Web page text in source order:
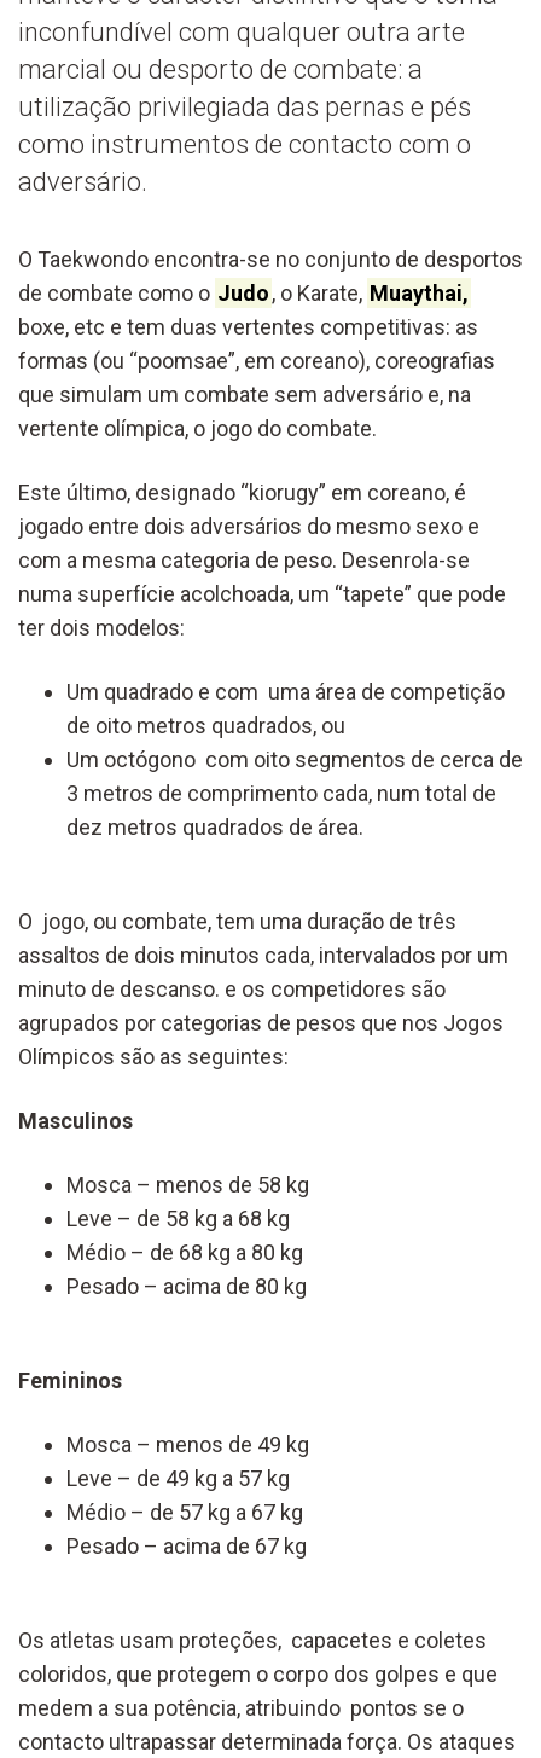
inconfundível com qualquer outra arte
marcial ou desporto de combate: a
utilização privilegiada das pernas e pés
como instrumentos de contacto com o
adversário.
O Taekwondo encontra-se no conjunto de desportos
de combate como o Judo, o Karate, Muaythai,
boxe, etc e tem duas vertentes competitivas: as
formas (ou “poomsae”, em coreano), coreografias
que simulam um combate sem adversário e, na
vertente olímpica, o jogo do combate.
Este último, designado “kiorugy” em coreano, é
jogado entre dois adversários do mesmo sexo e
com a mesma categoria de peso. Desenrola-se
numa superfície acolchoada, um “tapete” que pode
ter dois modelos:
Um quadrado e com uma área de competição
de oito metros quadrados, ou
Um octógono com oito segmentos de cerca de
3 metros de comprimento cada, num total de
dez metros quadrados de área.
O jogo, ou combate, tem uma duração de três
assaltos de dois minutos cada, intervalados por um
minuto de descanso. e os competidores são
agrupados por categorias de pesos que nos Jogos
Olímpicos são as seguintes:
Masculinos
Mosca – menos de 58 kg
Leve – de 58 kg a 68 kg
Médio – de 68 kg a 80 kg
Pesado – acima de 80 kg
Femininos
Mosca – menos de 49 kg
Leve – de 49 kg a 57 kg
Médio – de 57 kg a 67 kg
Pesado – acima de 67 kg
Os atletas usam proteções, capacetes e coletes
coloridos, que protegem o corpo dos golpes e que
medem a sua potência, atribuindo pontos se o
contacto ultrapassar determinada força. Os ataques